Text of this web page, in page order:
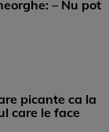
– Nu pot
picante ca la
care le face